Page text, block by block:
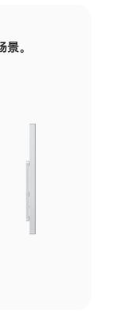
。